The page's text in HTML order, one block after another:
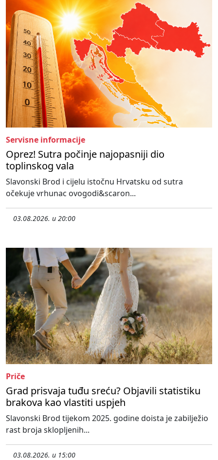
Servisne informacije
Oprez! Sutra počinje najopasniji dio
toplinskog vala
Slavonski Brod i cijelu istočnu Hrvatsku od sutra
očekuje vrhunac ovogodi&scaron...
03.08.2026. u 20:00
Priče
Grad prisvaja tuđu sreću? Objavili statistiku
brakova kao vlastiti uspjeh
Slavonski Brod tijekom 2025. godine doista je zabilježio
rast broja sklopljenih...
03.08.2026. u 15:00